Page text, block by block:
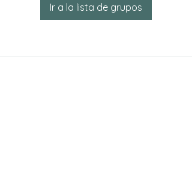
Ir a la lista de grupos